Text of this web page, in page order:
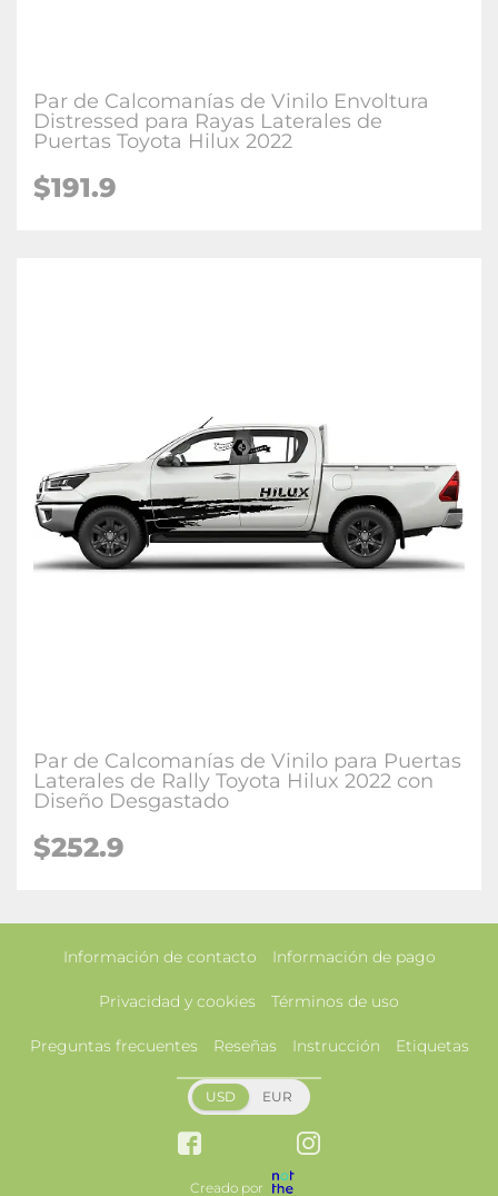
Par de Calcomanías de Vinilo Envoltura
Distressed para Rayas Laterales de
Puertas Toyota Hilux 2022
$191.9
Par de Calcomanías de Vinilo para Puertas
Laterales de Rally Toyota Hilux 2022 con
Diseño Desgastado
$252.9
Información de contacto Información de pago
Privacidad y cookies Términos de uso
Preguntas frecuentes Reseñas Instrucción Etiquetas
USD EUR
Creado por